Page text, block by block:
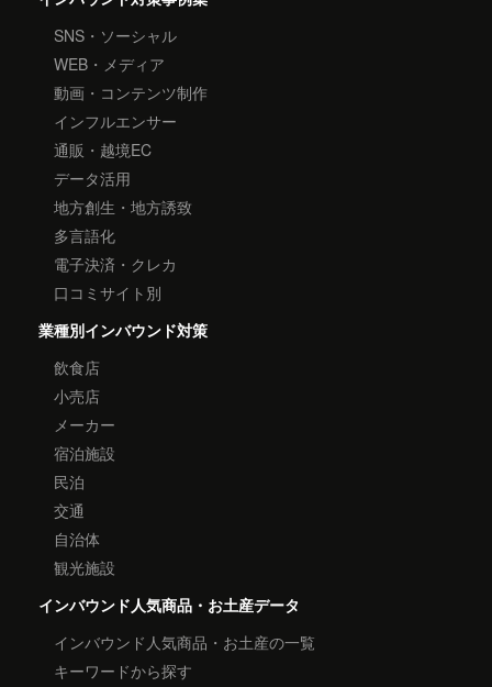
SNS・ソーシャル
WEB・メディア
動画・コンテンツ制作
インフルエンサー
通販・越境EC
データ活用
地方創生・地方誘致
多言語化
電子決済・クレカ
口コミサイト別
業種別インバウンド対策
飲食店
小売店
メーカー
宿泊施設
民泊
交通
自治体
観光施設
インバウンド人気商品・お土産データ
インバウンド人気商品・お土産の一覧
キーワードから探す